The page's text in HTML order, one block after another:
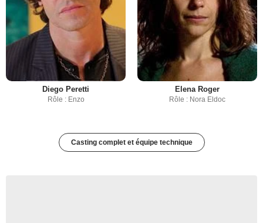
Diego Peretti
Rôle : Enzo
Elena Roger
Rôle : Nora Eldoc
Casting complet et équipe technique